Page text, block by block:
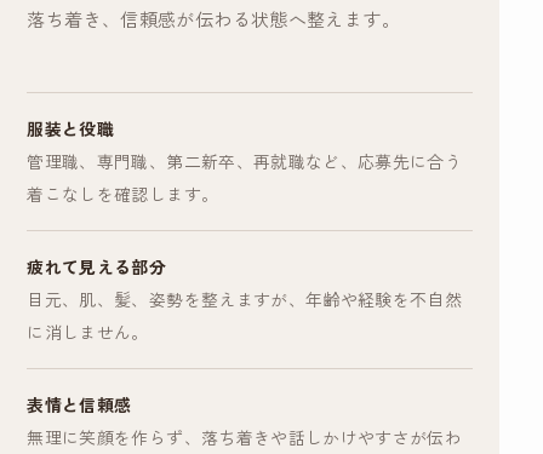
落ち着き、信頼感が伝わる状態へ整えます。
服装と役職
管理職、専門職、第二新卒、再就職など、応募先に合う
着こなしを確認します。
疲れて見える部分
目元、肌、髪、姿勢を整えますが、年齢や経験を不自然
に消しません。
表情と信頼感
無理に笑顔を作らず、落ち着きや話しかけやすさが伝わ